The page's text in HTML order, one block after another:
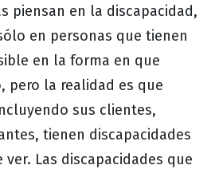
piensan en la discapacidad,
en personas que tienen
en la forma en que
pero la realidad es que
sus clientes,
tienen discapacidades
Las discapacidades que